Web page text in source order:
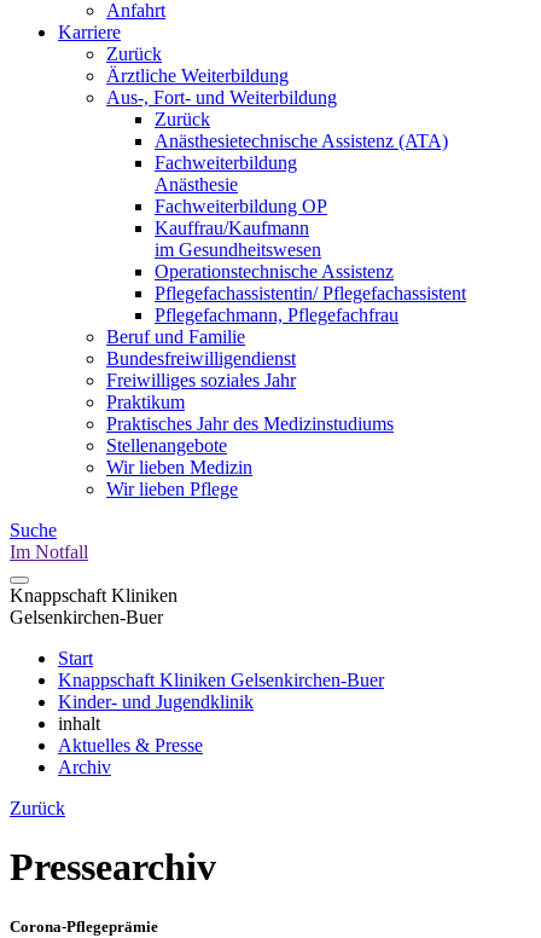
Anfahrt
Karriere
Zurück
Ärztliche Weiterbildung
Aus-, Fort- und Weiterbildung
Zurück
Anästhesietechnische Assistenz (ATA)
Fachweiterbildung
Anästhesie
Fachweiterbildung OP
Kauffrau/Kaufmann
im Gesundheitswesen
Operationstechnische Assistenz
Pflegefachassistentin/ Pflegefachassistent
Pflegefachmann, Pflegefachfrau
Beruf und Familie
Bundesfreiwilligendienst
Freiwilliges soziales Jahr
Praktikum
Praktisches Jahr des Medizinstudiums
Stellenangebote
Wir lieben Medizin
Wir lieben Pflege
Suche
Im Notfall
Knappschaft Kliniken
Gelsenkirchen-Buer
Start
Knappschaft Kliniken Gelsenkirchen-Buer
Kinder- und Jugendklinik
inhalt
Aktuelles & Presse
Archiv
Zurück
Pressearchiv
Corona-Pflegeprämie